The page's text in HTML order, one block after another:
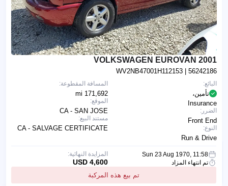
2001 VOLKSWAGEN EUROVAN
WV2NB47001H112153 | 56242186
المسافة المقطوعة:
171,692 mi
الموقع:
CA - SAN JOSE
مستند البيع:
CA - SALVAGE CERTIFICATE
البائع:
تأمين،
Insurance
الضرر:
Front End
النوع:
Run & Drive
Sun 23 Aug 1970, 11:58
تم انتهاء المزاد
تم بيع هذه المركبة
المزايدة النهائية:
4,600 USD